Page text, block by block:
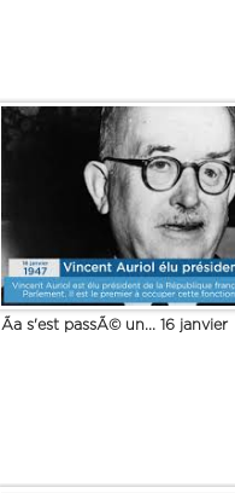
Ãa s'est passÃ© un... 16 janvier